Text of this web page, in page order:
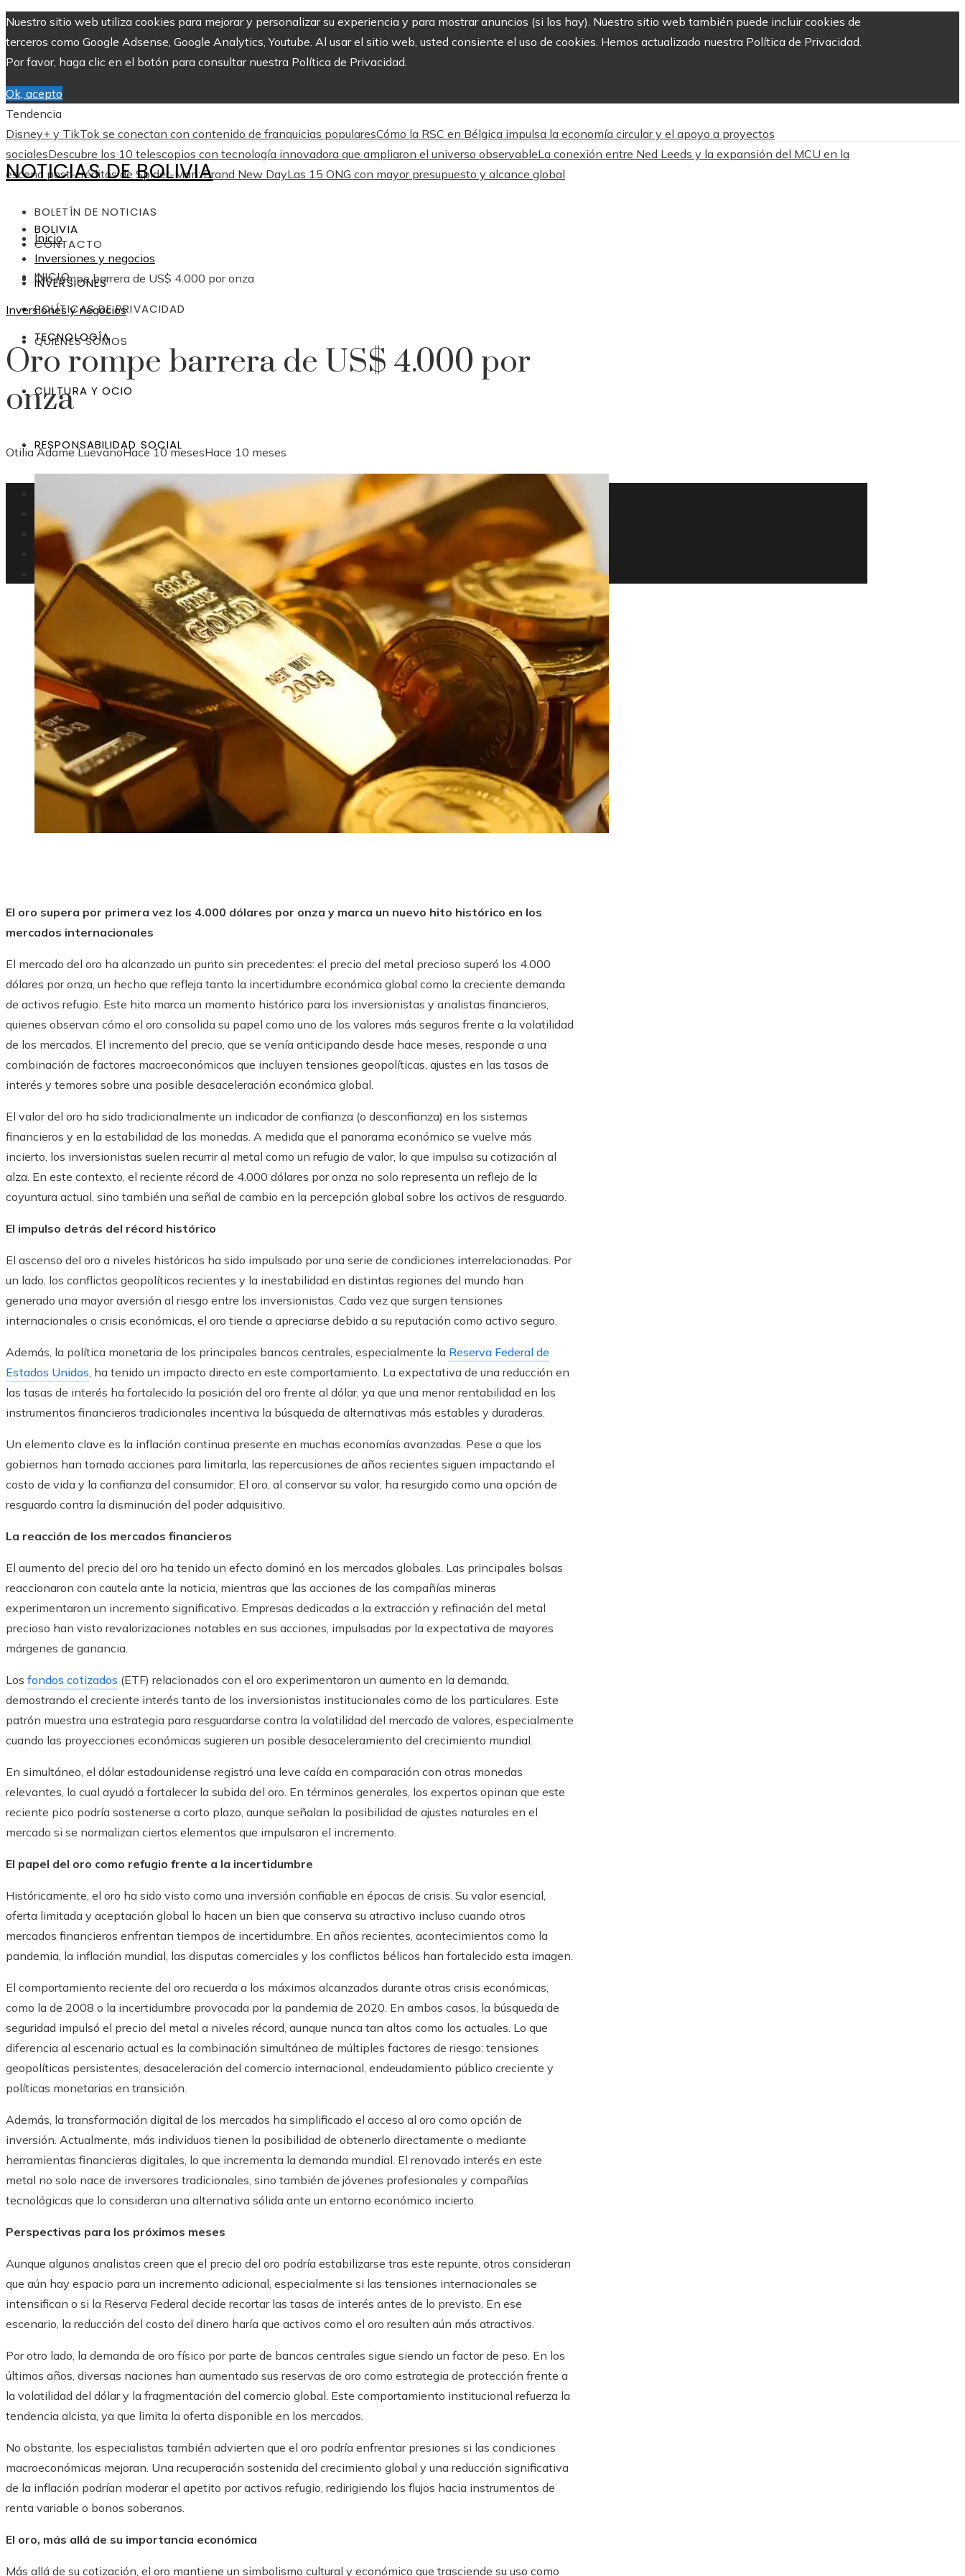
Nuestro sitio web utiliza cookies para mejorar y personalizar su experiencia y para mostrar anuncios (si los hay). Nuestro sitio web también puede incluir cookies de
terceros como Google Adsense, Google Analytics, Youtube. Al usar el sitio web, usted consiente el uso de cookies. Hemos actualizado nuestra Política de Privacidad.
Por favor, haga clic en el botón para consultar nuestra Política de Privacidad.
Ok, acepto
Tendencia
Disney+ y TikTok se conectan con contenido de franquicias popularesCómo la RSC en Bélgica impulsa la economía circular y el apoyo a proyectos
socialesDescubre los 10 telescopios con tecnología innovadora que ampliaron el universo observableLa conexión entre Ned Leeds y la expansión del MCU en la
escena post-créditos de Spider-Man: Brand New DayLas 15 ONG con mayor presupuesto y alcance global
BOLETÍN DE NOTICIAS
CONTACTO
INICIO
POLÍTICAS DE PRIVACIDAD
QUIÉNES SOMOS
NOTICIAS DE BOLIVIA
BOLIVIA
INVERSIONES
TECNOLOGÍA
CULTURA Y OCIO
RESPONSABILIDAD SOCIAL
Inversiones
Tecnología
Cultura y ocio
Responsabilidad social
Inicio
Inversiones y negocios
Oro rompe barrera de US$ 4.000 por onza
Inversiones y negocios
Oro rompe barrera de US$ 4.000 por
onza
Otilia Adame LuevanoHace 10 mesesHace 10 meses
El oro supera por primera vez los 4.000 dólares por onza y marca un nuevo hito histórico en los
mercados internacionales
El mercado del oro ha alcanzado un punto sin precedentes: el precio del metal precioso superó los 4.000
dólares por onza, un hecho que refleja tanto la incertidumbre económica global como la creciente demanda
de activos refugio. Este hito marca un momento histórico para los inversionistas y analistas financieros,
quienes observan cómo el oro consolida su papel como uno de los valores más seguros frente a la volatilidad
de los mercados. El incremento del precio, que se venía anticipando desde hace meses, responde a una
combinación de factores macroeconómicos que incluyen tensiones geopolíticas, ajustes en las tasas de
interés y temores sobre una posible desaceleración económica global.
El valor del oro ha sido tradicionalmente un indicador de confianza (o desconfianza) en los sistemas
financieros y en la estabilidad de las monedas. A medida que el panorama económico se vuelve más
incierto, los inversionistas suelen recurrir al metal como un refugio de valor, lo que impulsa su cotización al
alza. En este contexto, el reciente récord de 4.000 dólares por onza no solo representa un reflejo de la
coyuntura actual, sino también una señal de cambio en la percepción global sobre los activos de resguardo.
El impulso detrás del récord histórico
El ascenso del oro a niveles históricos ha sido impulsado por una serie de condiciones interrelacionadas. Por
un lado, los conflictos geopolíticos recientes y la inestabilidad en distintas regiones del mundo han
generado una mayor aversión al riesgo entre los inversionistas. Cada vez que surgen tensiones
internacionales o crisis económicas, el oro tiende a apreciarse debido a su reputación como activo seguro.
Además, la política monetaria de los principales bancos centrales, especialmente la Reserva Federal de
Estados Unidos, ha tenido un impacto directo en este comportamiento. La expectativa de una reducción en
las tasas de interés ha fortalecido la posición del oro frente al dólar, ya que una menor rentabilidad en los
instrumentos financieros tradicionales incentiva la búsqueda de alternativas más estables y duraderas.
Un elemento clave es la inflación continua presente en muchas economías avanzadas. Pese a que los
gobiernos han tomado acciones para limitarla, las repercusiones de años recientes siguen impactando el
costo de vida y la confianza del consumidor. El oro, al conservar su valor, ha resurgido como una opción de
resguardo contra la disminución del poder adquisitivo.
La reacción de los mercados financieros
El aumento del precio del oro ha tenido un efecto dominó en los mercados globales. Las principales bolsas
reaccionaron con cautela ante la noticia, mientras que las acciones de las compañías mineras
experimentaron un incremento significativo. Empresas dedicadas a la extracción y refinación del metal
precioso han visto revalorizaciones notables en sus acciones, impulsadas por la expectativa de mayores
márgenes de ganancia.
Los fondos cotizados (ETF) relacionados con el oro experimentaron un aumento en la demanda,
demostrando el creciente interés tanto de los inversionistas institucionales como de los particulares. Este
patrón muestra una estrategia para resguardarse contra la volatilidad del mercado de valores, especialmente
cuando las proyecciones económicas sugieren un posible desaceleramiento del crecimiento mundial.
En simultáneo, el dólar estadounidense registró una leve caída en comparación con otras monedas
relevantes, lo cual ayudó a fortalecer la subida del oro. En términos generales, los expertos opinan que este
reciente pico podría sostenerse a corto plazo, aunque señalan la posibilidad de ajustes naturales en el
mercado si se normalizan ciertos elementos que impulsaron el incremento.
El papel del oro como refugio frente a la incertidumbre
Históricamente, el oro ha sido visto como una inversión confiable en épocas de crisis. Su valor esencial,
oferta limitada y aceptación global lo hacen un bien que conserva su atractivo incluso cuando otros
mercados financieros enfrentan tiempos de incertidumbre. En años recientes, acontecimientos como la
pandemia, la inflación mundial, las disputas comerciales y los conflictos bélicos han fortalecido esta imagen.
El comportamiento reciente del oro recuerda a los máximos alcanzados durante otras crisis económicas,
como la de 2008 o la incertidumbre provocada por la pandemia de 2020. En ambos casos, la búsqueda de
seguridad impulsó el precio del metal a niveles récord, aunque nunca tan altos como los actuales. Lo que
diferencia al escenario actual es la combinación simultánea de múltiples factores de riesgo: tensiones
geopolíticas persistentes, desaceleración del comercio internacional, endeudamiento público creciente y
políticas monetarias en transición.
Además, la transformación digital de los mercados ha simplificado el acceso al oro como opción de
inversión. Actualmente, más individuos tienen la posibilidad de obtenerlo directamente o mediante
herramientas financieras digitales, lo que incrementa la demanda mundial. El renovado interés en este
metal no solo nace de inversores tradicionales, sino también de jóvenes profesionales y compañías
tecnológicas que lo consideran una alternativa sólida ante un entorno económico incierto.
Perspectivas para los próximos meses
Aunque algunos analistas creen que el precio del oro podría estabilizarse tras este repunte, otros consideran
que aún hay espacio para un incremento adicional, especialmente si las tensiones internacionales se
intensifican o si la Reserva Federal decide recortar las tasas de interés antes de lo previsto. En ese
escenario, la reducción del costo del dinero haría que activos como el oro resulten aún más atractivos.
Por otro lado, la demanda de oro físico por parte de bancos centrales sigue siendo un factor de peso. En los
últimos años, diversas naciones han aumentado sus reservas de oro como estrategia de protección frente a
la volatilidad del dólar y la fragmentación del comercio global. Este comportamiento institucional refuerza la
tendencia alcista, ya que limita la oferta disponible en los mercados.
No obstante, los especialistas también advierten que el oro podría enfrentar presiones si las condiciones
macroeconómicas mejoran. Una recuperación sostenida del crecimiento global y una reducción significativa
de la inflación podrían moderar el apetito por activos refugio, redirigiendo los flujos hacia instrumentos de
renta variable o bonos soberanos.
El oro, más allá de su importancia económica
Más allá de su cotización, el oro mantiene un simbolismo cultural y económico que trasciende su uso como